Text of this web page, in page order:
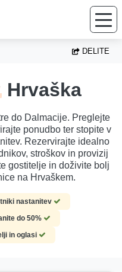
DELITE
Hrvaška
do Dalmacije. Preglejte
ponudbo ter stopite v
Rezervirajte idealno
stroškov in provizij
gostitelje in doživite bolj
na Hrvaškem.
nastanitev
do 50%
in oglasi